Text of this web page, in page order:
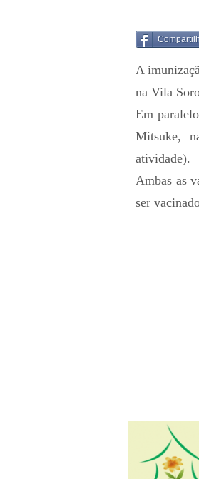
A
na Vila
Em
Mitsuke,
atividade).
Ambas as
ser